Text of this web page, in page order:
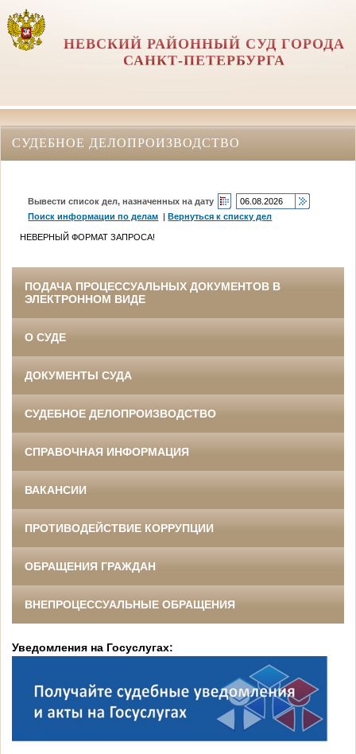
НЕВСКИЙ РАЙОННЫЙ СУД ГОРОДА
САНКТ-ПЕТЕРБУРГА
СУДЕБНОЕ ДЕЛОПРОИЗВОДСТВО
Вывести список дел, назначенных на дату
Поиск информации по делам |Вернуться к списку дел
НЕВЕРНЫЙ ФОРМАТ ЗАПРОСА!
ПОДАЧА ПРОЦЕССУАЛЬНЫХ ДОКУМЕНТОВ В
ЭЛЕКТРОННОМ ВИДЕ
О СУДЕ
ДОКУМЕНТЫ СУДА
СУДЕБНОЕ ДЕЛОПРОИЗВОДСТВО
СПРАВОЧНАЯ ИНФОРМАЦИЯ
ВАКАНСИИ
ПРОТИВОДЕЙСТВИЕ КОРРУПЦИИ
ОБРАЩЕНИЯ ГРАЖДАН
ВНЕПРОЦЕССУАЛЬНЫЕ ОБРАЩЕНИЯ
Уведомления на Госуслугах: